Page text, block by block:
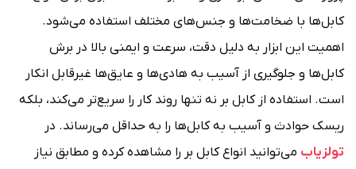
کابل‌ها با ضخامت‌ها و جنس‌های مختلف استفاده می‌شود.
اهمیت این ابزار به دلیل دقت، سرعت و ایمنی بالا در برش
کابل‌ها و جلوگیری از آسیب به هادی‌ها و عایق‌ها غیرقابل انکار
است. استفاده از کابل بر نه تنها روند کار را سریع‌تر می‌کند، بلکه
ریسک حوادث و آسیب به کابل‌ها را به حداقل می‌رساند. در
تولزیاب می‌توانید انواع کابل بر را مشاهده کرده و مطابق نیاز